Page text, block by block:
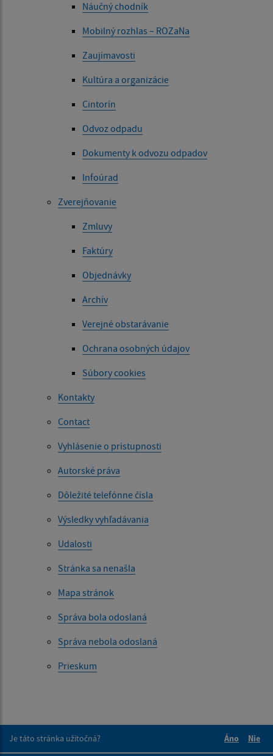
Náučný chodník
Mobilný rozhlas – ROZaNa
Zaujímavosti
Kultúra a organizácie
Cintorín
Odvoz odpadu
Dokumenty k odvozu odpadov
Infoúrad
Zverejňovanie
Zmluvy
Faktúry
Objednávky
Archív
Verejné obstarávanie
Ochrana osobných údajov
Súbory cookies
Kontakty
Contact
Vyhlásenie o prístupnosti
Autorské práva
Dôležité telefónne čísla
Výsledky vyhľadávania
Udalosti
Stránka sa nenašla
Mapa stránok
Správa bola odoslaná
Správa nebola odoslaná
Prieskum
Je táto stránka užitočná?
Áno
Nie